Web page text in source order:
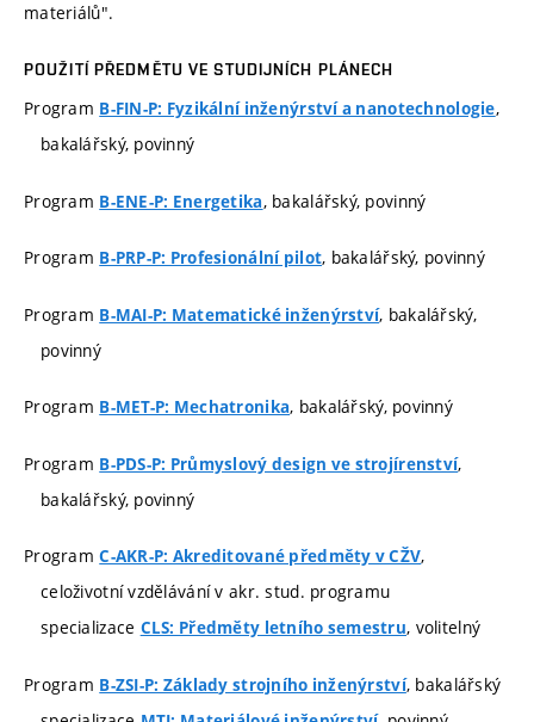
materiálů".
POUŽITÍ PŘEDMĚTU VE STUDIJNÍCH PLÁNECH
Program B-FIN-P: Fyzikální inženýrství a nanotechnologie,
bakalářský, povinný
Program B-ENE-P: Energetika, bakalářský, povinný
Program B-PRP-P: Profesionální pilot, bakalářský, povinný
Program B-MAI-P: Matematické inženýrství, bakalářský,
povinný
Program B-MET-P: Mechatronika, bakalářský, povinný
Program B-PDS-P: Průmyslový design ve strojírenství,
bakalářský, povinný
ProgramC-AKR-P: Akreditované předměty v CŽV,
celoživotní vzdělávání v akr. stud. programu
specializace CLS: Předměty letního semestru, volitelný
Program B-ZSI-P: Základy strojního inženýrství, bakalářský